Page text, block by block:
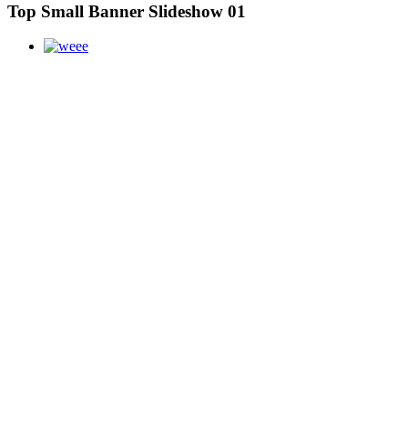
Top Small Banner Slideshow 01